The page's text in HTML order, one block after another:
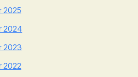
2025
2024
2023
2022